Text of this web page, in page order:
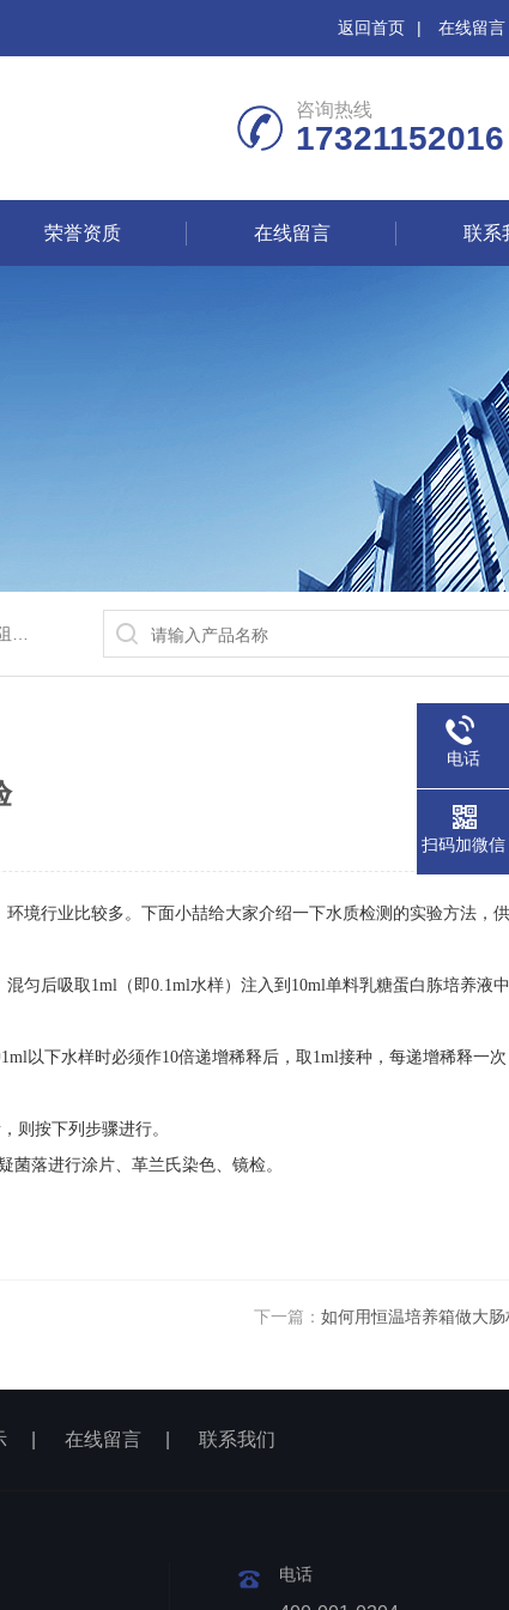
返回首页 | 在线留言
咨询热线
17321152016
荣誉资质 在线留言 联系
境行业比较多。下面小喆给大家介绍一下水质检测的实验方法，
匀后吸取1ml（即0.1ml水样）注入到10ml单料乳糖蛋白胨培养液
以下水样时必须作10倍递增稀释后，取1ml接种，每递增稀释一
则按下列步骤进行。
菌落进行涂片、革兰氏染色、镜检。
下一篇： 如何用恒温培养箱做大
在线留言 联系我们
电话
电话
扫码加微信